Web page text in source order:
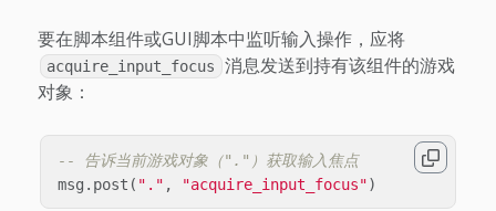
要在脚本组件或GUI脚本中监听输入操作，应将
acquire_input_focus
消息发送到持有该组件的游戏
对象：
-- 告诉当前游戏对象（"."）获取输入焦点
msg . post ( "." , "acquire_input_focus")